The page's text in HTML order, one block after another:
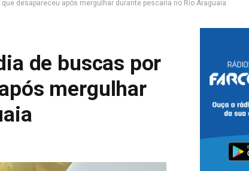
desapareceu após mergulhar durante pescaria no Rio Araguaia
de buscas por
mergulhar